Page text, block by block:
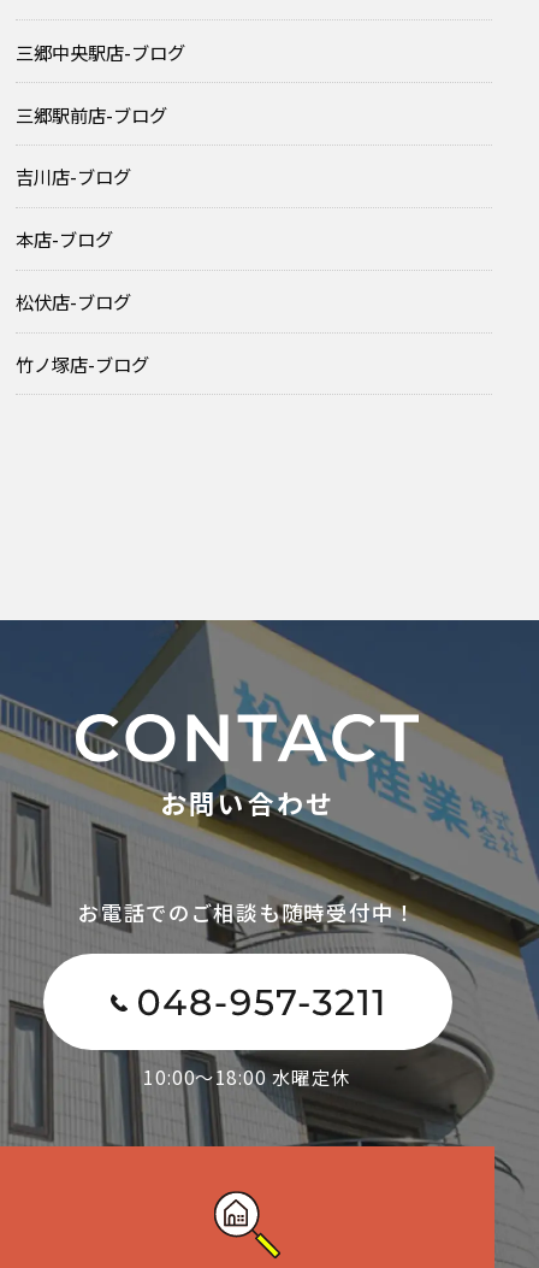
三郷中央駅店-ブログ
三郷駅前店-ブログ
吉川店-ブログ
本店-ブログ
松伏店-ブログ
竹ノ塚店-ブログ
お問い合わせ
お電話でのご相談も随時受付中！
10:00～18:00 水曜定休